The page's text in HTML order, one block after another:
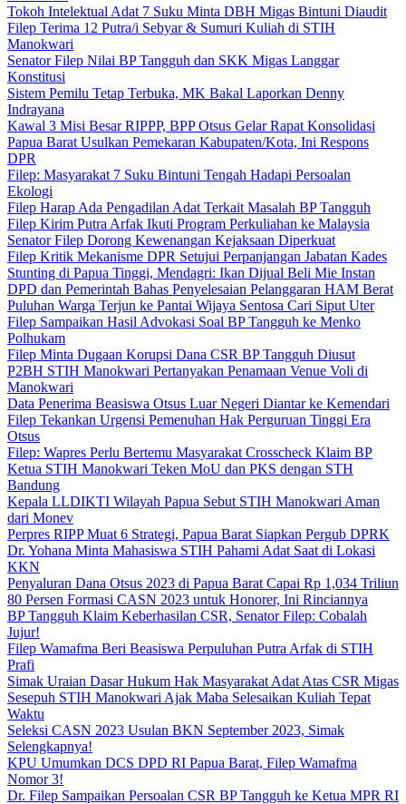
Tokoh Intelektual Adat 7 Suku Minta DBH Migas Bintuni Diaudit
Filep Terima 12 Putra/i Sebyar & Sumuri Kuliah di STIH
Manokwari
Senator Filep Nilai BP Tangguh dan SKK Migas Langgar
Konstitusi
Sistem Pemilu Tetap Terbuka, MK Bakal Laporkan Denny
Indrayana
Kawal 3 Misi Besar RIPPP, BPP Otsus Gelar Rapat Konsolidasi
Papua Barat Usulkan Pemekaran Kabupaten/Kota, Ini Respons
DPR
Filep: Masyarakat 7 Suku Bintuni Tengah Hadapi Persoalan
Ekologi
Filep Harap Ada Pengadilan Adat Terkait Masalah BP Tangguh
Filep Kirim Putra Arfak Ikuti Program Perkuliahan ke Malaysia
Senator Filep Dorong Kewenangan Kejaksaan Diperkuat
Filep Kritik Mekanisme DPR Setujui Perpanjangan Jabatan Kades
Stunting di Papua Tinggi, Mendagri: Ikan Dijual Beli Mie Instan
DPD dan Pemerintah Bahas Penyelesaian Pelanggaran HAM Berat
Puluhan Warga Terjun ke Pantai Wijaya Sentosa Cari Siput Uter
Filep Sampaikan Hasil Advokasi Soal BP Tangguh ke Menko
Polhukam
Filep Minta Dugaan Korupsi Dana CSR BP Tangguh Diusut
P2BH STIH Manokwari Pertanyakan Penamaan Venue Voli di
Manokwari
Data Penerima Beasiswa Otsus Luar Negeri Diantar ke Kemendari
Filep Tekankan Urgensi Pemenuhan Hak Perguruan Tinggi Era
Otsus
Filep: Wapres Perlu Bertemu Masyarakat Crosscheck Klaim BP
Ketua STIH Manokwari Teken MoU dan PKS dengan STH
Bandung
Kepala LLDIKTI Wilayah Papua Sebut STIH Manokwari Aman
dari Monev
Perpres RIPP Muat 6 Strategi, Papua Barat Siapkan Pergub DPRK
Dr. Yohana Minta Mahasiswa STIH Pahami Adat Saat di Lokasi
KKN
Penyaluran Dana Otsus 2023 di Papua Barat Capai Rp 1,034 Triliun
80 Persen Formasi CASN 2023 untuk Honorer, Ini Rinciannya
BP Tangguh Klaim Keberhasilan CSR, Senator Filep: Cobalah
Jujur!
Filep Wamafma Beri Beasiswa Perpuluhan Putra Arfak di STIH
Prafi
Simak Uraian Dasar Hukum Hak Masyarakat Adat Atas CSR Migas
Sesepuh STIH Manokwari Ajak Maba Selesaikan Kuliah Tepat
Waktu
Seleksi CASN 2023 Usulan BKN September 2023, Simak
Selengkapnya!
KPU Umumkan DCS DPD RI Papua Barat, Filep Wamafma
Nomor 3!
Dr. Filep Sampaikan Persoalan CSR BP Tangguh ke Ketua MPR RI